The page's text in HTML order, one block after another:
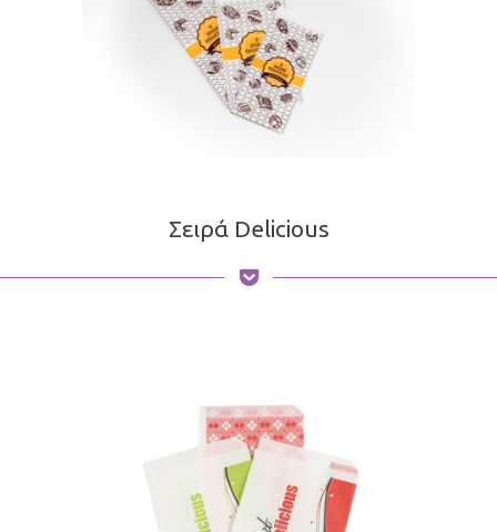
Σειρά Delicious